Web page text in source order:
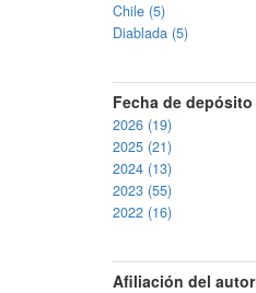
Chile (5)
Diablada (5)
Fecha de depósito
2026 (19)
2025 (21)
2024 (13)
2023 (55)
2022 (16)
Afiliación del autor